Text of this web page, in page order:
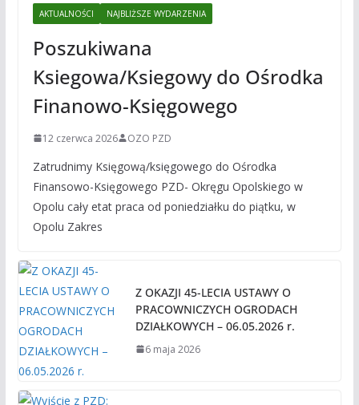
AKTUALNOŚCI NAJBLIŻSZE WYDARZENIA
Poszukiwana
Ksiegowa/Ksiegowy do Ośrodka
Finanowo-Księgowego
12 czerwca 2026 OZO PZD
Zatrudnimy Księgową/księgowego do Ośrodka
Finansowo-Księgowego PZD- Okręgu Opolskiego w
Opolu cały etat praca od poniedziałku do piątku, w
Opolu Zakres
Z OKAZJI 45-LECIA USTAWY O
PRACOWNICZYCH OGRODACH
DZIAŁKOWYCH – 06.05.2026 r.
6 maja 2026